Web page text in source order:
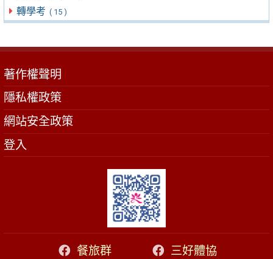
轉學考 ( 15 )
著作權聲明
隱私權政策
網站安全政策
登入
餐旅群 三好體協